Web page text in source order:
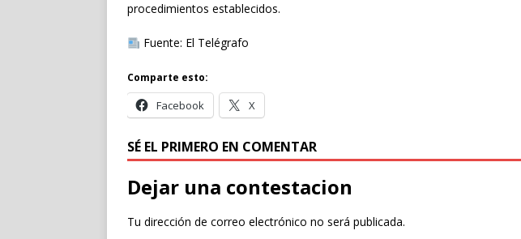
procedimientos establecidos.
Fuente: El Telégrafo
Comparte esto:
Facebook X
SÉ EL PRIMERO EN COMENTAR
Dejar una contestacion
Tu dirección de correo electrónico no será publicada.